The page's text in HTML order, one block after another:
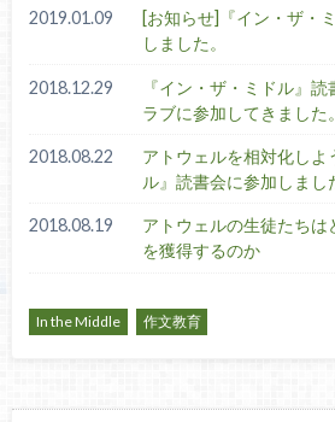
2019.01.09
[お知らせ]『イン・ザ・
しました。
2018.12.29
『イン・ザ・ミドル』
ラブに参加してきました。
2018.08.22
アトウェルを相対化しよ
ル』読書会に参加しまし
2018.08.19
アトウェルの生徒たちは
を獲得するのか
In the Middle 作文教育